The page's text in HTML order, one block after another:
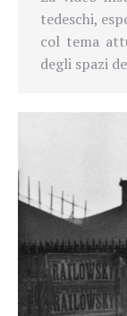
tedeschi,
col tema
degli spazi